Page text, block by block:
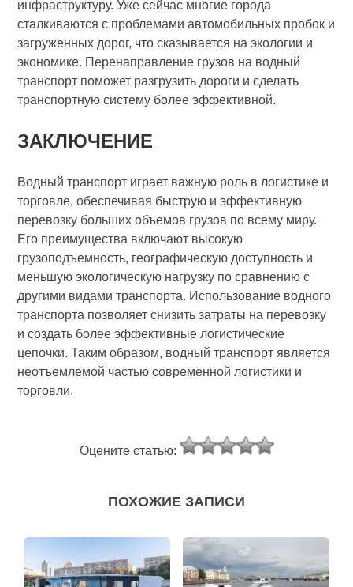
инфраструктуру. Уже сейчас многие города
сталкиваются с проблемами автомобильных пробок и
загруженных дорог, что сказывается на экологии и
экономике. Перенаправление грузов на водный
транспорт поможет разгрузить дороги и сделать
транспортную систему более эффективной.
ЗАКЛЮЧЕНИЕ
Водный транспорт играет важную роль в логистике и
торговле, обеспечивая быструю и эффективную
перевозку больших объемов грузов по всему миру.
Его преимущества включают высокую
грузоподъемность, географическую доступность и
меньшую экологическую нагрузку по сравнению с
другими видами транспорта. Использование водного
транспорта позволяет снизить затраты на перевозку
и создать более эффективные логистические
цепочки. Таким образом, водный транспорт является
неотъемлемой частью современной логистики и
торговли.
Оцените статью:
ПОХОЖИЕ ЗАПИСИ